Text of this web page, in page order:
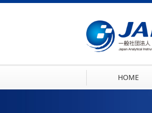
HOME